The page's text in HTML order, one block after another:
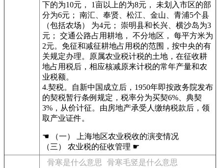
下的为10元， 1亩以上的为8元， 未划入市区的部
分为6元； 南汇、奉贤、松江、金山、青浦5个县
（包括农场） 为4元； 崇明县和长兴、横沙岛为3
元； 交通公路占用耕地， 不分地区， 每平方米为
2元。免征和减征耕地占用税的范围，按中央的有
关规定办理。原属农业税计税的土地，在征收耕
地占用税后，相应核减原来计税的常年产量和农
业税额。
4.契税。自新中国成立后，1950年即按政务院发布
的契税暂行条例规定，税率分为买契6%、典契
3%，从价计征。由房地产承受人缴纳税款后，领
取产业证件。
☚ （一） 上海地区农业税收的演变情况
（三） 农业税的征收管理 ☛
骨寒是什么意思
骨寒毛竖是什么意思